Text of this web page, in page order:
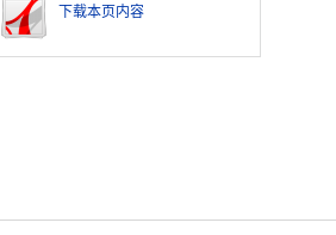
下载本页内容